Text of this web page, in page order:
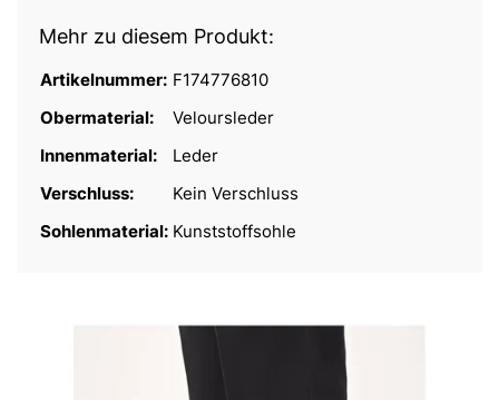
Mehr zu diesem Produkt:
Artikelnummer: F174776810
Obermaterial:
Veloursleder
Innenmaterial:
Leder
Verschluss:
Kein Verschluss
Sohlenmaterial: Kunststoffsohle